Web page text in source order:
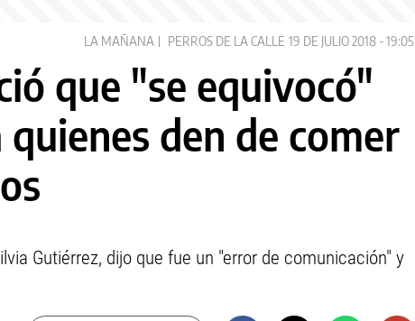
LA MAÑANA PERROS DE LA CALLE 19 DE JULIO 2018 - 19:05
que "se equivocó"
den de comer
Gutiérrez, dijo que fue un "error de comunicación" y